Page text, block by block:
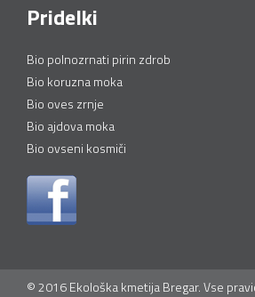
Pridelki
Bio polnozrnati pirin zdrob
Bio koruzna moka
Bio oves zrnje
Bio ajdova moka
Bio ovseni kosmiči
© 2016 Ekološka kmetija Bregar. Vse